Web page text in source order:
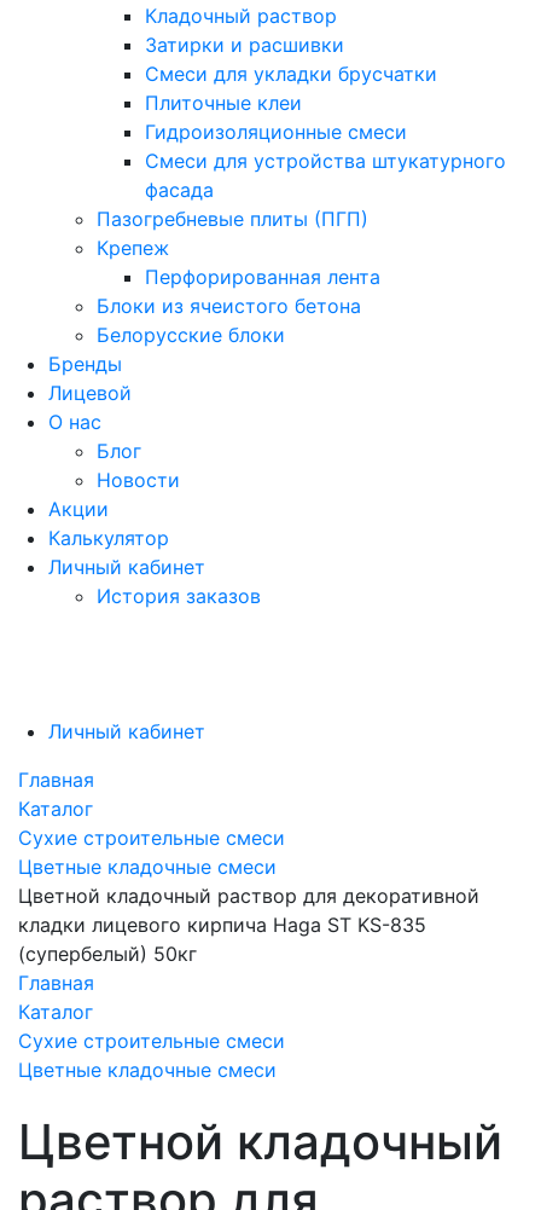
Кладочный раствор
Затирки и расшивки
Смеси для укладки брусчатки
Плиточные клеи
Гидроизоляционные смеси
Смеси для устройства штукатурного
фасада
Пазогребневые плиты (ПГП)
Крепеж
Перфорированная лента
Блоки из ячеистого бетона
Белорусские блоки
Бренды
Лицевой
О нас
Блог
Новости
Акции
Калькулятор
Личный кабинет
История заказов
Личный кабинет
Главная
Каталог
Сухие строительные смеси
Цветные кладочные смеси
Цветной кладочный раствор для декоративной
кладки лицевого кирпича Haga ST KS-835
(супербелый) 50кг
Главная
Каталог
Сухие строительные смеси
Цветные кладочные смеси
Цветной кладочный